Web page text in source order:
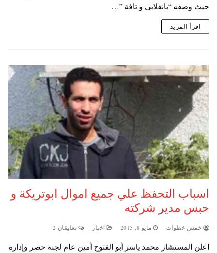
حيث وصفه “بانقلابي و تافة ”…
اقرأ المزيد
اسباب التحفظ علي جميع اموال ابوتريكة و
حبس مدير شركته
خمس خطوات مايو 8, 2015 اخبار تعليقان 2
اعلن المستشار محمد ياسر أبو الفتوح أمين عام لجنة حصر وإدارة